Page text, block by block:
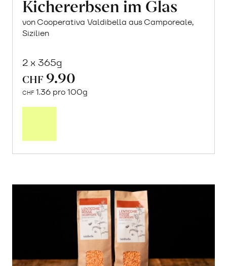
Kichererbsen im Glas
von Cooperativa Valdibella aus Camporeale,
Sizilien
2 x 365g
CHF 9.90
CHF 1.36 pro 100g